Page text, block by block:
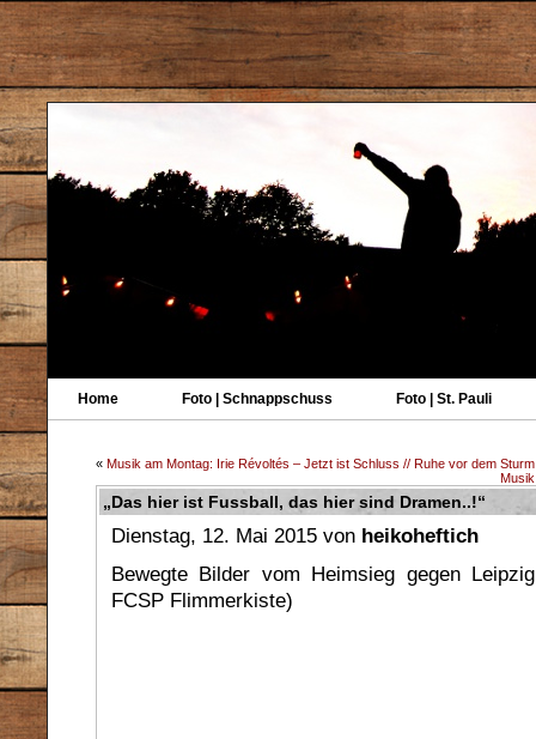
Home Foto | Schnappschuss Foto | St. Pauli
« Musik am Montag: Irie Révoltés – Jetzt ist Schluss // Ruhe vor dem Sturm
„Das hier ist Fussball, das hier sind Dramen..!“
Dienstag, 12. Mai 2015 von heikoheftich
Bewegte Bilder vom Heimsieg gegen
FCSP Flimmerkiste)